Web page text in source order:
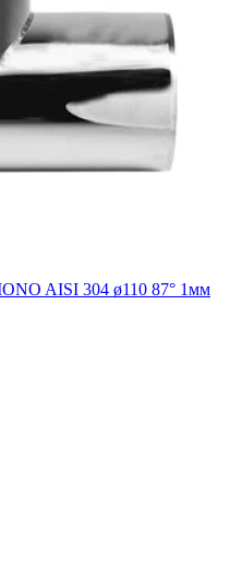
AISI 304 ø110 87° 1мм